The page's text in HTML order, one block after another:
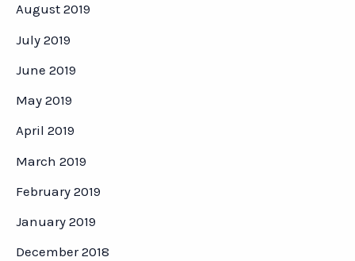
August 2019
July 2019
June 2019
May 2019
April 2019
March 2019
February 2019
January 2019
December 2018